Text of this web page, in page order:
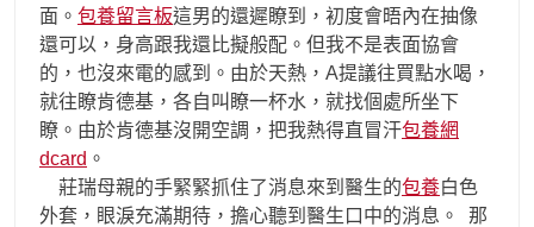
面。 包養留言板這男的還遲瞭到，初度會晤內在抽像
還可以，身高跟我還比擬般配。但我不是表面協會
的，也沒來電的感到。由於天熱，A提議往買點水喝，
就往瞭肯德基，各自叫瞭一杯水，就找個處所坐下
瞭。由於肯德基沒開空調，把我熱得直冒汗包養網
dcard 。
莊瑞母親的手緊緊抓住了消息來到醫生的包養白色
外套，眼淚充滿期待，擔心聽到醫生口中的消息。 那